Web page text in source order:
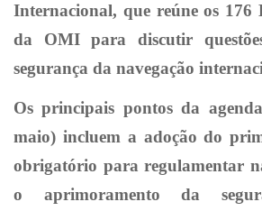
Internacional, que reúne os 176
da OMI para discutir
segurança da navegação
Os principais pontos da
maio) incluem a adoção do
obrigatório para regulamentar
o aprimoramento da